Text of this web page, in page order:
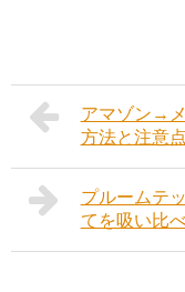
アマゾン→
方法と注意
プルームテ
てを吸い比